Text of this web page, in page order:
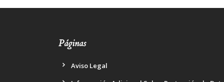
Páginas
Aviso Legal